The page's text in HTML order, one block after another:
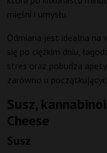
mięśni i umysłu.
Odmiana jest idealna na
się po ciężkim dniu,
stres oraz pobudza
zarówno u
Susz,
Cheese
Susz